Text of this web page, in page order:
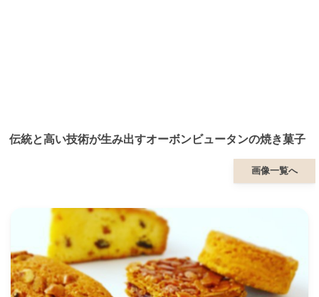
伝統と高い技術が生み出すオーボンビュータンの焼き菓子
画像一覧へ